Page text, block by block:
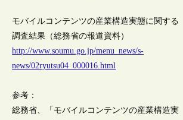
モバイルコンテンツの産業構造実態に関する
調査結果（総務省の報道資料）
http://www.soumu.go.jp/menu_news/s-
news/02ryutsu04_000016.html
参考：
総務省、「モバイルコンテンツの産業構造実